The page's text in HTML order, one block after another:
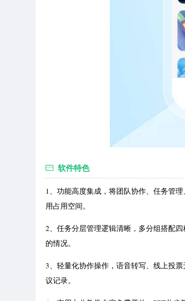
软件特色
1、功能高度集成，将团队协作、任务管
用占用空间。
2、任务分层管理逻辑清晰，多分组搭配
的情况。
3、轻量化协作操作，语音转写、线上投
议记录。